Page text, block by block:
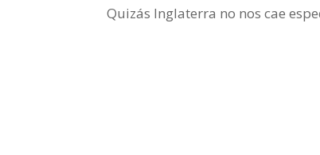
Quizás Inglaterra no nos cae